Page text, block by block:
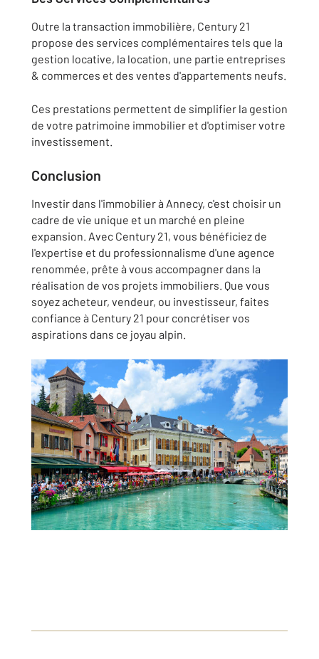
Outre la transaction immobilière, Century 21
propose des services complémentaires tels que la
gestion locative, la location, une partie entreprises
& commerces et des ventes d'appartements neufs.
Ces prestations permettent de simplifier la gestion
de votre patrimoine immobilier et d'optimiser votre
investissement.
Conclusion
Investir dans l'immobilier à Annecy, c'est choisir un
cadre de vie unique et un marché en pleine
expansion. Avec Century 21, vous bénéficiez de
l'expertise et du professionnalisme d'une agence
renommée, prête à vous accompagner dans la
réalisation de vos projets immobiliers. Que vous
soyez acheteur, vendeur, ou investisseur, faites
confiance à Century 21 pour concrétiser vos
aspirations dans ce joyau alpin.